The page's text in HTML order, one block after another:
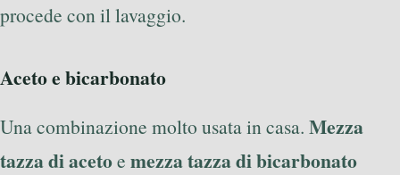
procede con il lavaggio.
Aceto e bicarbonato
Una combinazione molto usata in casa. Mezza
tazza di acetoe mezza tazza di bicarbonato